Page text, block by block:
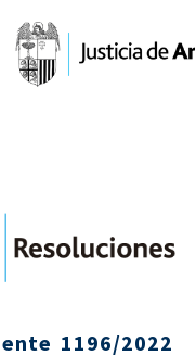
1196/2022